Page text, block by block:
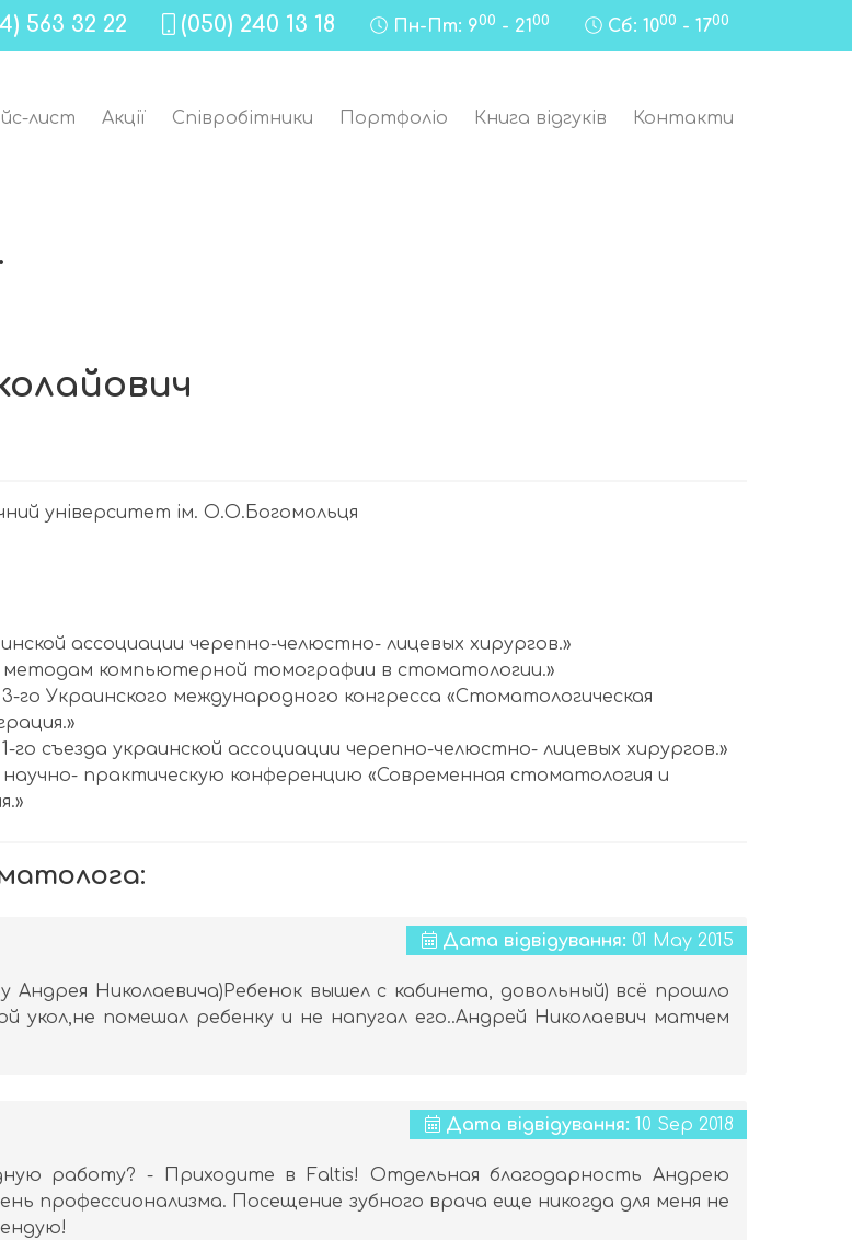
563 32 22 (050) 240 13 18 Пн-Пт: 900 - 2100 Сб: 1000 - 1700
лист Акції Співробітники Портфоліо Книга відгуків Контакти
університет ім. О.О.Богомольця
ассоциации черепно-челюстно- лицевых хирургов.»
методам компьютерной томографии в стоматологии.»
го Украинского международного конгресса «Стоматологическая
го съезда украинской ассоциации черепно-челюстно- лицевых хирургов.»
практическую конференцию «Современная стоматология и
Дата відвідування: 01 May 2015
у Андрея Николаевича)Ребенок вышел с кабинета, довольный) всё прошло
укол,не помешал ребенку и не напугал его..Андрей Николаевич матчем
Дата відвідування: 10 Sep 2018
работу? - Приходите в Faltis! Отдельная благодарность Андрею
профессионализма. Посещение зубного врача еще никогда для меня не